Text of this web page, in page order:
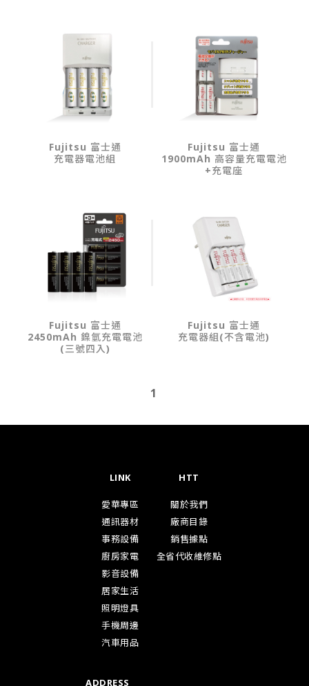
Fujitsu 富士通
充電器電池組
Fujitsu 富士通
1900mAh 高容量充電電池
+充電座
Fujitsu 富士通
2450mAh 鎳氫充電電池
(三號四入)
Fujitsu 富士通
充電器組(不含電池)
1
LINK
愛華專區
通訊器材
事務設備
廚房家電
影音設備
居家生活
照明燈具
手機周邊
汽車用品
HTT
關於我們
廠商目錄
銷售據點
全省代收維修點
ADDRESS